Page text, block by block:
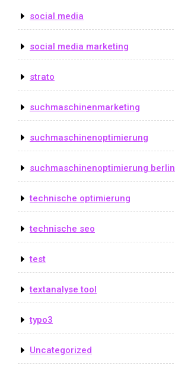
social media
social media marketing
strato
suchmaschinenmarketing
suchmaschinenoptimierung
suchmaschinenoptimierung berlin
technische optimierung
technische seo
test
textanalyse tool
typo3
Uncategorized